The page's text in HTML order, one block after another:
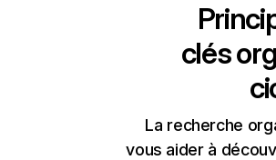
clés
La recherche
vous aider à